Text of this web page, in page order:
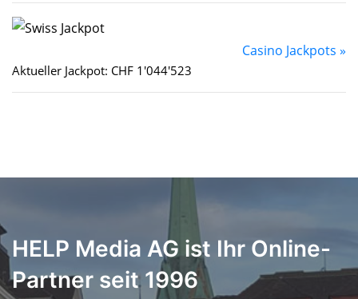
Casino Jackpots »
Aktueller Jackpot: CHF 1'044'523
HELP Media AG ist Ihr Online-
Partner seit 1996